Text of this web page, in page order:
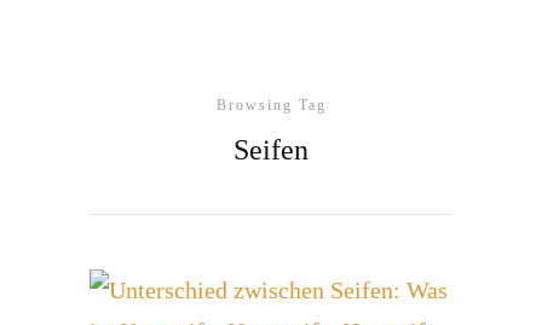
Browsing Tag
Seifen